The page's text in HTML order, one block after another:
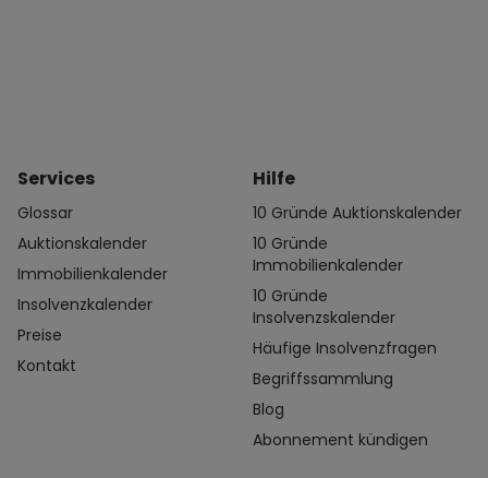
Services
Glossar
Auktionskalender
Immobilienkalender
Insolvenzkalender
Preise
Kontakt
Hilfe
10 Gründe Auktionskalender
10 Gründe
Immobilienkalender
10 Gründe
Insolvenzskalender
Häufige Insolvenzfragen
Begriffssammlung
Blog
Abonnement kündigen